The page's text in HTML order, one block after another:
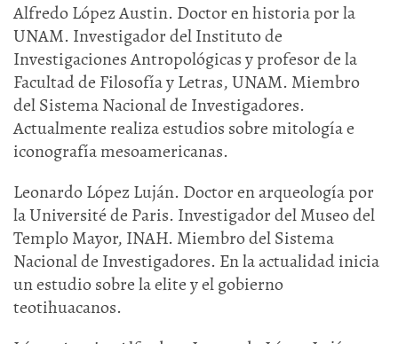
Alfredo López Austin. Doctor en historia por la
UNAM. Investigador del Instituto de
Investigaciones Antropológicas y profesor de la
Facultad de Filosofía y Letras, UNAM. Miembro
del Sistema Nacional de Investigadores.
Actualmente realiza estudios sobre mitología e
iconografía mesoamericanas.
Leonardo López Luján. Doctor en arqueología por
la Université de Paris. Investigador del Museo del
Templo Mayor, INAH. Miembro del Sistema
Nacional de Investigadores. En la actualidad inicia
un estudio sobre la elite y el gobierno
teotihuacanos.